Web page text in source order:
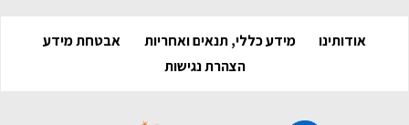
אודותינו מידע כללי, תנאים ואחריות
אבטחת מידע
הצהרת נגישות